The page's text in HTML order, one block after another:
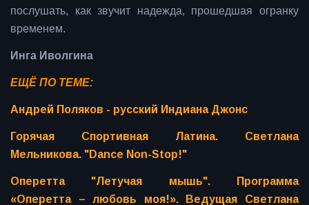
послушать, как звучит надежда, прошедшая огранку
временем.
Инга Иволгина
ЕЩЁ ПО ТЕМЕ:
Андрей Поляков - русский Индиана Джонс
Горячая Спортивная Латина. Светлана
Мельникова. "Dance Non-Stop!"
Оперетта "Летучая мышь". Программа
«Оперетта – любовь моя!». Ведущая Светлана